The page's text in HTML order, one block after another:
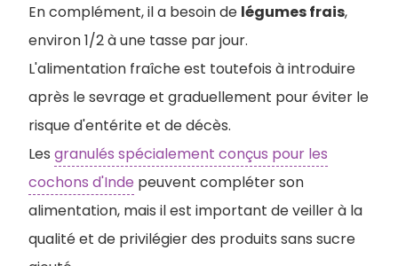
En complément, il a besoin de légumes frais,
environ 1/2 à une tasse par jour.
L'alimentation fraîche est toutefois à introduire
après le sevrage et graduellement pour éviter le
risque d'entérite et de décès.
Les granulés spécialement conçus pour les
cochons d'Inde peuvent compléter son
alimentation, mais il est important de veiller à la
qualité et de privilégier des produits sans sucre